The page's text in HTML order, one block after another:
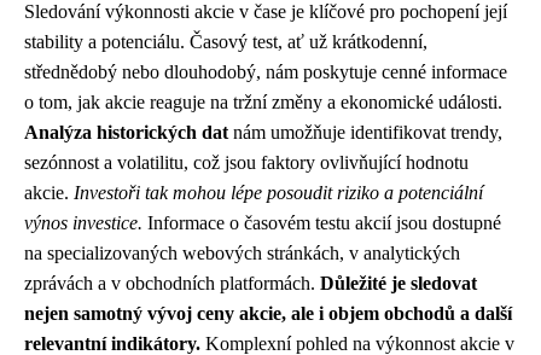
Sledování výkonnosti akcie v čase je klíčové pro pochopení její
stability a potenciálu. Časový test, ať už krátkodenní,
střednědobý nebo dlouhodobý, nám poskytuje cenné informace
o tom, jak akcie reaguje na tržní změny a ekonomické události.
Analýza historických dat nám umožňuje identifikovat trendy,
sezónnost a volatilitu, což jsou faktory ovlivňující hodnotu
akcie. Investoři tak mohou lépe posoudit riziko a potenciální
výnos investice. Informace o časovém testu akcií jsou dostupné
na specializovaných webových stránkách, v analytických
zprávách a v obchodních platformách. Důležité je sledovat
nejen samotný vývoj ceny akcie, ale i objem obchodů a další
relevantní indikátory. Komplexní pohled na výkonnost akcie v